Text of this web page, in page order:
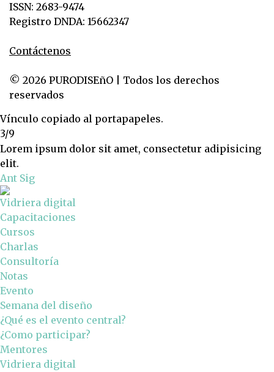
ISSN: 2683-9474
Registro DNDA: 15662347
Contáctenos
© 2026 PURODISEñO | Todos los derechos
reservados
Vínculo copiado al portapapeles.
3/9
Lorem ipsum dolor sit amet, consectetur adipisicing
elit.
Ant Sig
Vidriera digital
Capacitaciones
Cursos
Charlas
Consultoría
Notas
Evento
Semana del diseño
¿Qué es el evento central?
¿Como participar?
Mentores
Vidriera digital